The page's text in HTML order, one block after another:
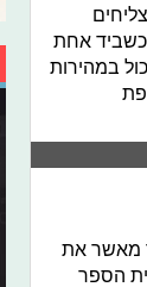
כשביד אחת
במהירות
מאשר את
הספר